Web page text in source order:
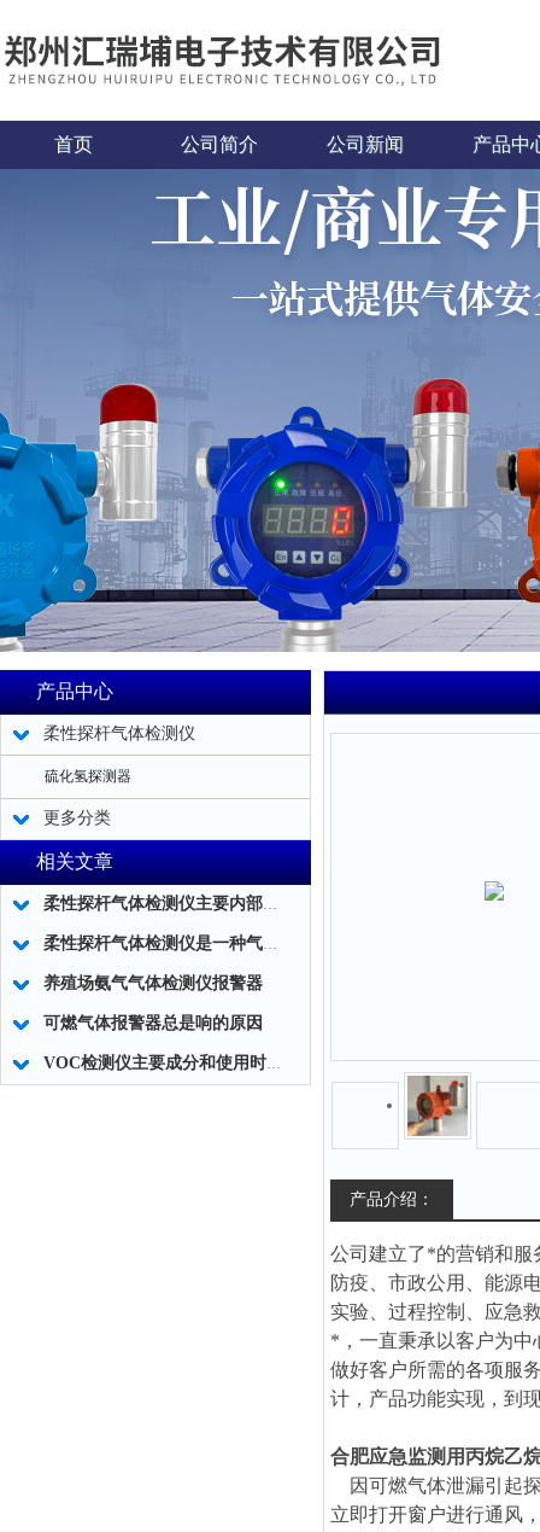
首页 公司简介 公司新闻 产品中
产品中心
柔性探杆气体检测仪
硫化氢探测器
更多分类
相关文章
柔性探杆气体检测仪主要内部结构简述
柔性探杆气体检测仪是一种气体泄露浓度检测的仪器仪表工具
养殖场氨气气体检测仪报警器
可燃气体报警器总是响的原因
VOC检测仪主要成分和使用时应注意事项
产品介绍：
公司建立了*的营销和服
防疫、市政公用、能源
实验、过程控制、应急
*，一直秉承以客户为中
做好客户所需的各项服
计，产品功能实现，到
合肥应急监测用丙烷乙
因可燃气体泄漏引起
立即打开窗户进行通风